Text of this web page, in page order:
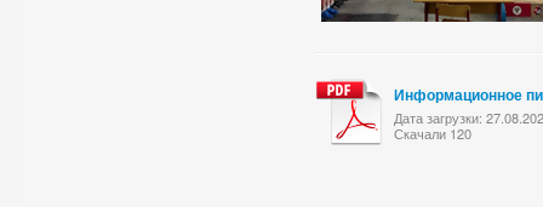
Информационное
Дата загрузки:
Скачали 120